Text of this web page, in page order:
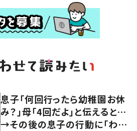
息子「何回行ったら幼稚園お休
み？」母「4回だよ」と伝えると…
→その後の息子の行動に「わか